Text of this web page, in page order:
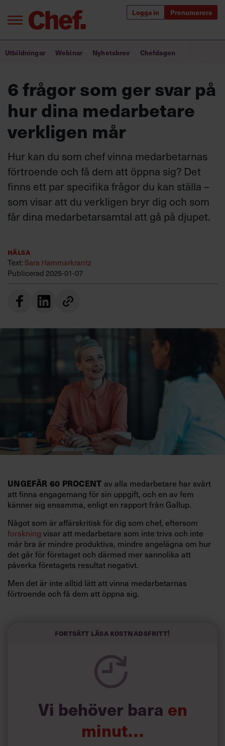
Logga in Prenumerera
Logga in
Prenumerera
Annonsera
Om oss
Kontakta oss
Kundservice
Sök
efter:
Bra ledare förändrar världen
Innehåll från Chef
Utbildning för ledare
Chefakademin+
Populära utbildningar
Utbildningar Webinar Nyhetsbrev Chefdagen
6 frågor som ger svar på
hur dina medarbetare
verkligen mår
Hur kan du som chef vinna medarbetarnas
förtroende och få dem att öppna sig? Det
finns ett par specifika frågor du kan ställa –
som visar att du verkligen bryr dig och som
får dina medarbetarsamtal att gå på djupet.
Hälsa
Text:Sara Hammarkrantz
Publicerad 2025-01-07
UNGEFÄR 60 PROCENTav alla medarbetare har svårt
att finna engagemang för sin uppgift, och en av fem
känner sig ensamma, enligt en rapport från Gallup.
Något som är affärskritisk för dig som chef, eftersom
forskning visar att medarbetare som inte trivs och inte
mår bra är mindre produktiva, mindre angelägna om hur
det går för företaget och därmed mer sannolika att
påverka företagets resultat negativt.
Men det är inte alltid lätt att vinna medarbetarnas
förtroende och få dem att öppna sig.
”Efter traumat blev jag en
”Allt sedan pandemin har vi förlorat förmågan att ha de
riktigt viktiga samtalen”, säger
professor vid University of North Carolina Charlotte som
skrivit boken ”Glad We Met: The Art and Science of 1:1
Meetings”, till Harvard Business Review
Fortsätt läsa kostnadsfritt!
Vi behöver bara en
minut…